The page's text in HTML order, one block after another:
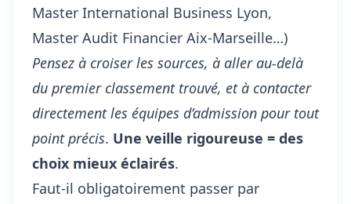
Master International Business Lyon,
Master Audit Financier Aix-Marseille…)
Pensez à croiser les sources, à aller au-delà
du premier classement trouvé, et à contacter
directement les équipes d’admission pour tout
point précis. Une veille rigoureuse = des
choix mieux éclairés.
Faut-il obligatoirement passer par